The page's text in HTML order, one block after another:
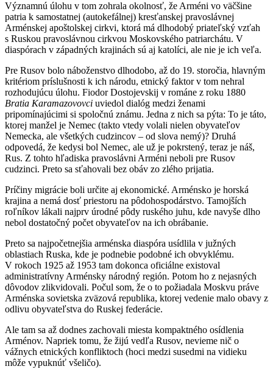
Významnú úlohu v tom zohrala okolnosť, že Arméni vo väčšine
patria k samostatnej (autokefálnej) kresťanskej pravoslávnej
Arménskej apoštolskej cirkvi, ktorá má dlhodobý priateľský vzťah
s Ruskou pravoslávnou cirkvou Moskovského patriarchátu. V
diaspórach v západných krajinách sú aj katolíci, ale nie je ich veľa.
Pre Rusov bolo náboženstvo dlhodobo, až do 19. storočia, hlavným
kritériom príslušnosti k ich národu, etnický faktor v tom nehral
rozhodujúcu úlohu. Fiodor Dostojevskij v románe z roku 1880
Bratia Karamazovovci uviedol dialóg medzi ženami
pripomínajúcimi si spoločnú známu. Jedna z nich sa pýta: To je táto,
ktorej manžel je Nemec (takto vtedy volali nielen obyvateľov
Nemecka, ale všetkých cudzincov – od slova nemý)? Druhá
odpovedá, že kedysi bol Nemec, ale už je pokrstený, teraz je náš,
Rus. Z tohto hľadiska pravoslávni Arméni neboli pre Rusov
cudzinci. Preto sa sťahovali bez obáv zo zlého prijatia.
Príčiny migrácie boli určite aj ekonomické. Arménsko je horská
krajina a nemá dosť priestoru na pôdohospodárstvo. Tamojších
roľníkov lákali najprv úrodné pôdy ruského juhu, kde navyše dlho
nebol dostatočný počet obyvateľov na ich obrábanie.
Preto sa najpočetnejšia arménska diaspóra usídlila v južných
oblastiach Ruska, kde je podnebie podobné ich obvyklému.
V rokoch 1925 až 1953 tam dokonca oficiálne existoval
administratívny Arménsky národný región. Potom ho z nejasných
dôvodov zlikvidovali. Počul som, že o to požiadala Moskvu práve
Arménska sovietska zväzová republika, ktorej vedenie malo obavy z
odlivu obyvateľstva do Ruskej federácie.
Ale tam sa až dodnes zachovali miesta kompaktného osídlenia
Arménov. Napriek tomu, že žijú vedľa Rusov, nevieme nič o
vážnych etnických konfliktoch (hoci medzi susedmi na vidieku
môže vypuknúť všeličo).